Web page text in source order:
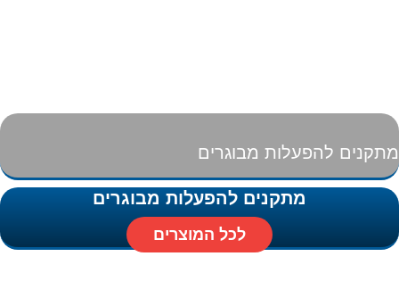
מתקנים להפעלות מבוגרים
מתקנים להפעלות מבוגרים
לכל המוצרים